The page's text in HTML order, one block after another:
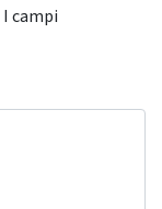
I campi